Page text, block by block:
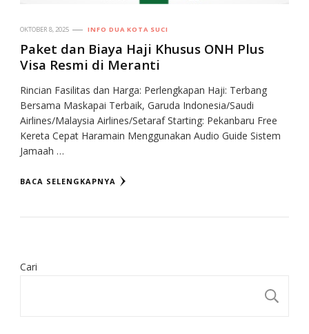
OKTOBER 8, 2025 INFO DUA KOTA SUCI
Paket dan Biaya Haji Khusus ONH Plus
Visa Resmi di Meranti
Rincian Fasilitas dan Harga: Perlengkapan Haji: Terbang
Bersama Maskapai Terbaik, Garuda Indonesia/Saudi
Airlines/Malaysia Airlines/Setaraf Starting: Pekanbaru Free
Kereta Cepat Haramain Menggunakan Audio Guide Sistem
Jamaah …
BACA SELENGKAPNYA
Cari